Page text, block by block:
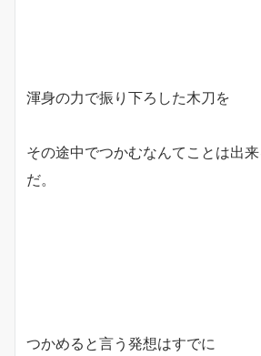
渾身の力で振り下ろした木刀を
その途中でつかむなんてことは出
だ。
つかめると言う発想はすでに